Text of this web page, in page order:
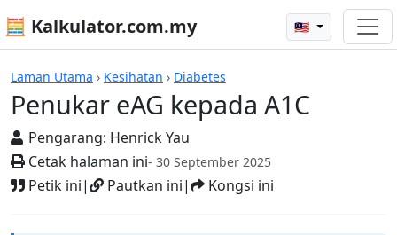
🧮 Kalkulator.com.my 🇲🇾
Laman Utama › Kesihatan › Diabetes
Penukar eAG kepada A1C
Pengarang: Henrick Yau
Cetak halaman ini- 30 September 2025
Petik ini| Pautkan ini| Kongsi ini
Kalkulator